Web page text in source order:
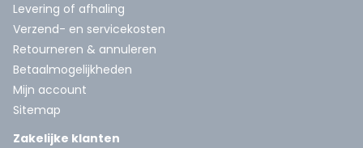
Levering of afhaling
Verzend- en servicekosten
Retourneren & annuleren
Betaalmogelijkheden
Mijn account
Sitemap
Zakelijke klanten